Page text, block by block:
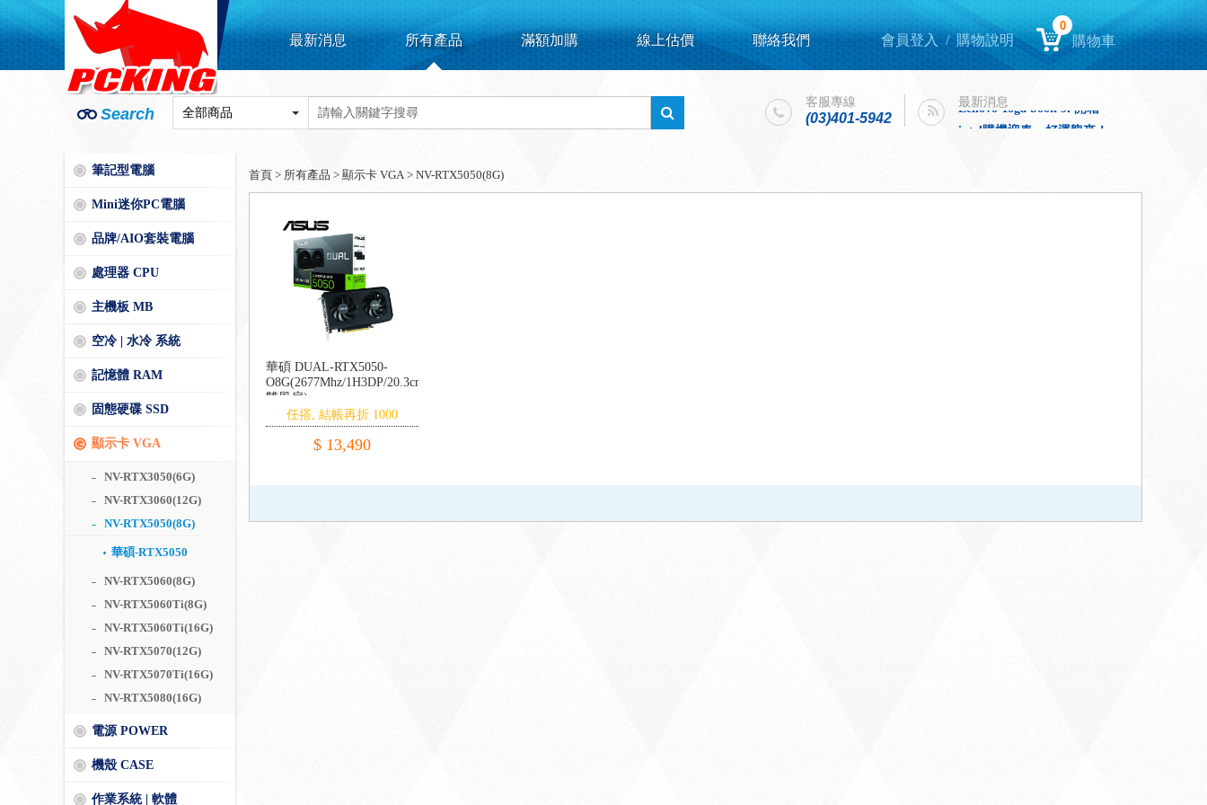
最新消息 所有產品 滿額加購 線上估價 聯絡我們 會員登入 /購物說明
0
購物車
Search
客服專線
(03)401-5942
最新消息
Lenovo Yoga book 9i 開箱
Lenovo Yoga book 9i 開箱
intel購機迎春，好運龍來！
筆記型電腦
Mini迷你PC電腦
品牌/AIO套裝電腦
處理器 CPU
主機板 MB
空冷 | 水冷 系統
記憶體 RAM
固態硬碟 SSD
顯示卡 VGA
NV-RTX3050(6G)
NV-RTX3060(12G)
NV-RTX5050(8G)
華碩-RTX5050
NV-RTX5060(8G)
NV-RTX5060Ti(8G)
NV-RTX5060Ti(16G)
NV-RTX5070(12G)
NV-RTX5070Ti(16G)
NV-RTX5080(16G)
電源 POWER
機殼 CASE
作業系統 | 軟體
首頁 > 所有產品 > 顯示卡 VGA> NV-RTX5050(8G)
華碩 DUAL-RTX5050-
O8G(2677Mhz/1H3DP/20.3cm/
雙風扇)
任搭, 結帳再折 1000
$ 13,490